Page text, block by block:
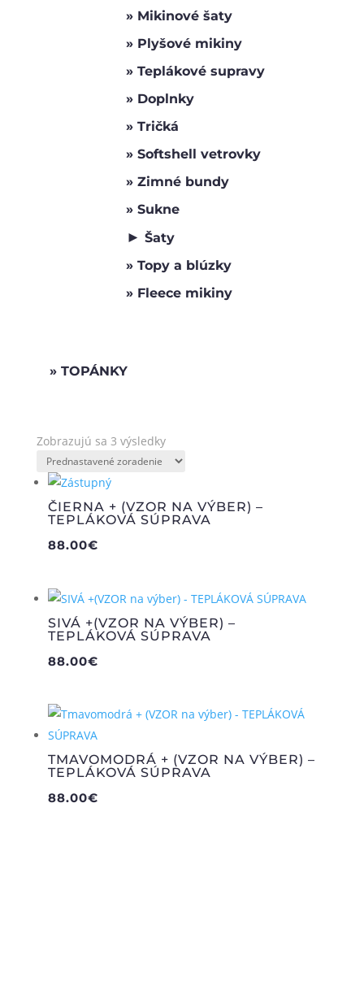
Mikinové šaty
Plyšové mikiny
Teplákové supravy
Doplnky
Tričká
Softshell vetrovky
Zimné bundy
Sukne
► Šaty
Topy a blúzky
Fleece mikiny
TOPÁNKY
Zobrazujú sa 3 výsledky
ČIERNA + (VZOR NA VÝBER) –
TEPLÁKOVÁ SÚPRAVA
88.00€
SIVÁ +(VZOR NA VÝBER) –
TEPLÁKOVÁ SÚPRAVA
88.00€
TMAVOMODRÁ + (VZOR NA VÝBER) –
TEPLÁKOVÁ SÚPRAVA
88.00€